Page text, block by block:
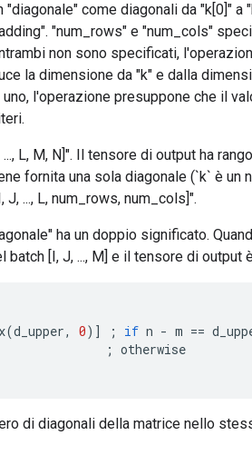
come diagonali da "k[0]" a
"num_rows" e "num_cols"
non sono specificati,
la dimensione da "k" e dalla
l'operazione presuppone che il
L, M, N]". Il tensore di output ha
fornita una sola diagonale (`k` è un
..., L, num_rows, num_cols]".
ha un doppio significato.
[I, J, ..., M] e il tensore di output
(d_upper, 0) ] ; if n - m ==
; otherwise
di diagonali della matrice nello